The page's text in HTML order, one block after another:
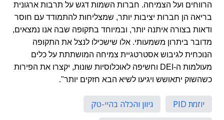
הרווחים ועל הצמיחה. חברות השמות דגש על תרבות ארגונית
בריאה הן חברות יציבות יותר, שמצליחות להתמודד עם חוסר
ודאות בצורה איתנה יותר, ובמיוחד בתקופה שבה אנו נמצאים,
מדובר ביתרון משמעותי. אלו שישכילו לנצל את התקופה
הנוכחית לגיבוש אסטרטגיית צמיחה המושתתת על כלים
מעולמות ה- DEI וחשיפה לאוכלוסיות שונות, יקצרו את הפירות
כשהשוק יתאושש ויגיעו לשיא הבא חזקים יותר".
יוזמת PID
גיוון והכלה בהיי-טק